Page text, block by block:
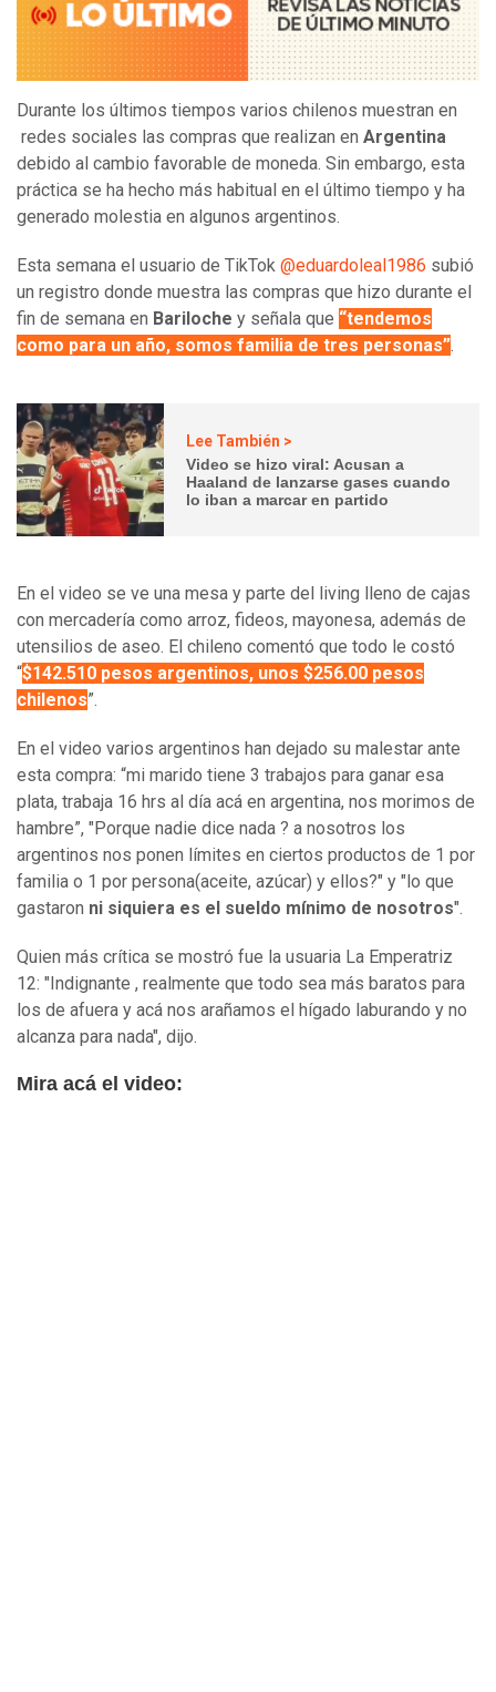
Durante los últimos tiempos varios chilenos muestran en
redes sociales las compras que realizan en Argentina
debido al cambio favorable de moneda. Sin embargo, esta
práctica se ha hecho más habitual en el último tiempo y ha
generado molestia en algunos argentinos.
Esta semana el usuario de TikTok @eduardoleal1986 subió
un registro donde muestra las compras que hizo durante el
fin de semana en Bariloche y señala que “tendemos
como para un año, somos familia de tres personas”.
Lee También >
Video se hizo viral: Acusan a
Haaland de lanzarse gases cuando
lo iban a marcar en partido
En el video se ve una mesa y parte del living lleno de cajas
con mercadería como arroz, fideos, mayonesa, además de
utensilios de aseo. El chileno comentó que todo le costó
“$142.510 pesos argentinos, unos $256.00 pesos
chilenos”.
En el video varios argentinos han dejado su malestar ante
esta compra: “mi marido tiene 3 trabajos para ganar esa
plata, trabaja 16 hrs al día acá en argentina, nos morimos de
hambre”, "Porque nadie dice nada ? a nosotros los
argentinos nos ponen límites en ciertos productos de 1 por
familia o 1 por persona(aceite, azúcar) y ellos?" y "lo que
gastaron ni siquiera es el sueldo mínimo de nosotros".
Quien más crítica se mostró fue la usuaria La Emperatriz
12: "Indignante , realmente que todo sea más baratos para
los de afuera y acá nos arañamos el hígado laburando y no
alcanza para nada", dijo.
Mira acá el video: